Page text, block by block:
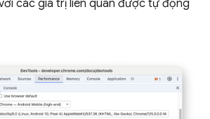
các giá trị liên quan được tự động